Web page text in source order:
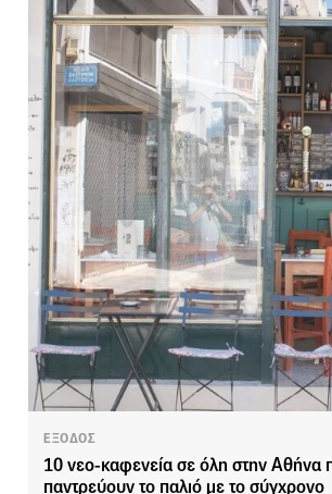
ΕΞΟΔΟΣ
10 νεο-καφενεία σε όλη στην Αθήνα
παντρεύουν το παλιό με το σύγχρονο